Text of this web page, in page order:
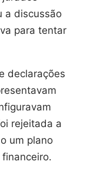
a discussão
para tentar
declarações
rejeitada a
um plano